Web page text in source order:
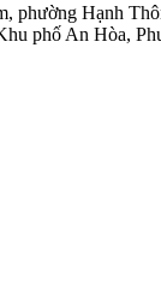
phường Hạnh
phố An Hòa,